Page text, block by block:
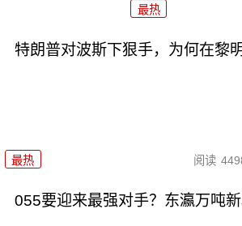
最热
特朗普对波斯下狠手，为何在黎
最热 阅读
055要迎来最强对手？东瀛万吨新